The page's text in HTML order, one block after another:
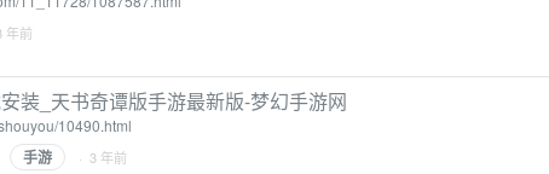
年前
装_天书奇谭版手游最新版-梦幻手游网
10490.html
手游 · 3 年前